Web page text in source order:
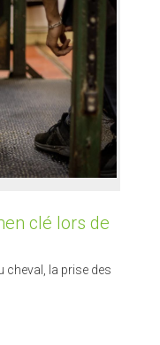
clé lors de
cheval, la prise des